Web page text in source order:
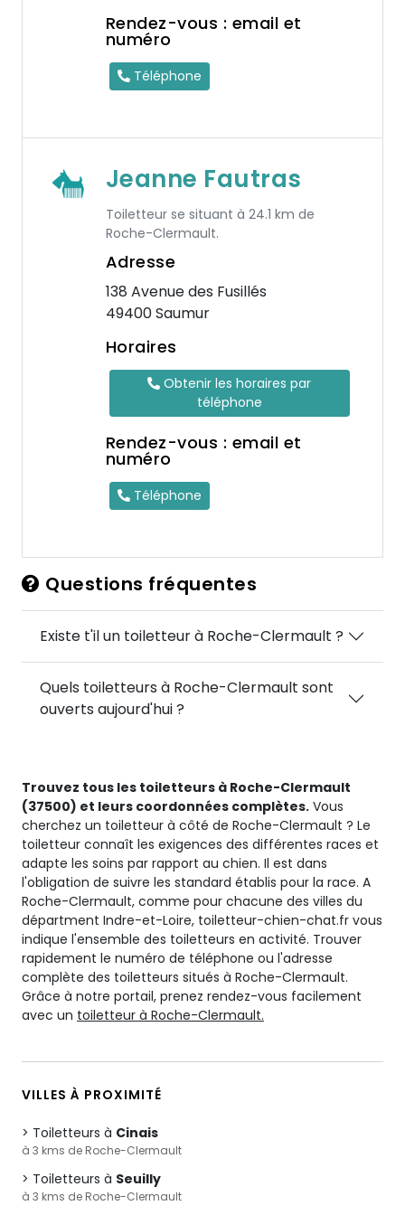
Rendez-vous : email et
numéro
Téléphone
Jeanne Fautras
Toiletteur se situant à 24.1 km de
Roche-Clermault.
Adresse
138 Avenue des Fusillés
49400 Saumur
Horaires
Obtenir les horaires par
téléphone
Rendez-vous : email et
numéro
Téléphone
Questions fréquentes
Existe t'il un toiletteur à Roche-Clermault ?
Quels toiletteurs à Roche-Clermault sont
ouverts aujourd'hui ?
Trouvez tous les toiletteurs à Roche-Clermault
(37500) et leurs coordonnées complètes. Vous
cherchez un toiletteur à côté de Roche-Clermault ? Le
toiletteur connaît les exigences des différentes races et
adapte les soins par rapport au chien. Il est dans
l'obligation de suivre les standard établis pour la race. A
Roche-Clermault, comme pour chacune des villes du
départment Indre-et-Loire, toiletteur-chien-chat.fr vous
indique l'ensemble des toiletteurs en activité. Trouver
rapidement le numéro de téléphone ou l'adresse
complète des toiletteurs situés à Roche-Clermault.
Grâce à notre portail, prenez rendez-vous facilement
avec un toiletteur à Roche-Clermault.
VILLES À PROXIMITÉ
Toiletteurs à Cinais
à 3 kms de Roche-Clermault
Toiletteurs à Seuilly
à 3 kms de Roche-Clermault